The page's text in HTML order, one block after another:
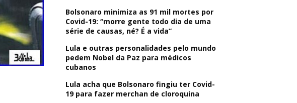
Bolsonaro minimiza as 91 mil mortes por
Covid-19: “morre gente todo dia de uma
série de causas, né? É a vida”
Lula e outras personalidades pelo mundo
pedem Nobel da Paz para médicos
cubanos
Lula acha que Bolsonaro fingiu ter Covid-
19 para fazer merchan de cloroquina